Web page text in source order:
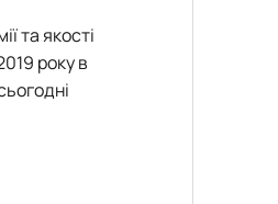
та якості
року в